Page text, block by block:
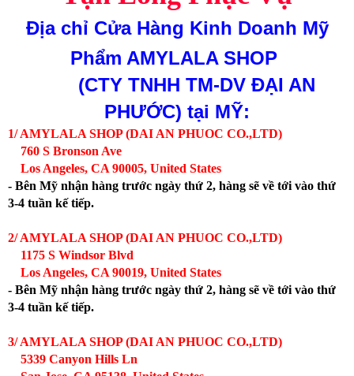
Địa chỉ Cửa Hàng Kinh Doanh Mỹ
Phẩm AMYLALA SHOP
(CTY TNHH TM-DV ĐẠI AN
PHƯỚC) tại MỸ:
1/ AMYLALA SHOP (DAI AN PHUOC CO.,LTD)
760 S Bronson Ave
Los Angeles, CA 90005, United States
- Bên Mỹ nhận hàng trước ngày thứ 2, hàng sẽ về tới vào thứ
3-4 tuần kế tiếp.
2/ AMYLALA SHOP (DAI AN PHUOC CO.,LTD)
1175 S Windsor Blvd
Los Angeles, CA 90019, United States
- Bên Mỹ nhận hàng trước ngày thứ 2, hàng sẽ về tới vào thứ
3-4 tuần kế tiếp.
3/ AMYLALA SHOP (DAI AN PHUOC CO.,LTD)
5339 Canyon Hills Ln